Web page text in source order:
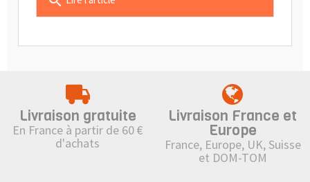
Livraison gratuite
En France à partir de 60 €
d'achats
Livraison France et
Europe
France, Europe, UK, Suisse
et DOM-TOM